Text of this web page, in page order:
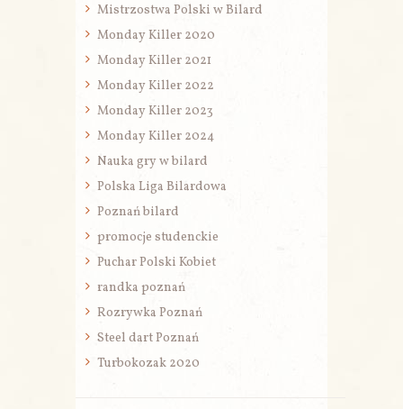
Mistrzostwa Polski w Bilard
Monday Killer 2020
Monday Killer 2021
Monday Killer 2022
Monday Killer 2023
Monday Killer 2024
Nauka gry w bilard
Polska Liga Bilardowa
Poznań bilard
promocje studenckie
Puchar Polski Kobiet
randka poznań
Rozrywka Poznań
Steel dart Poznań
Turbokozak 2020